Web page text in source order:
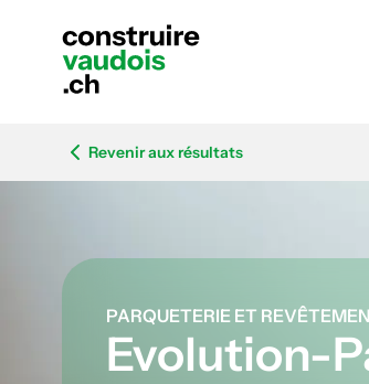
Revenir aux résultats
PARQUETERIE ET
Evolution-